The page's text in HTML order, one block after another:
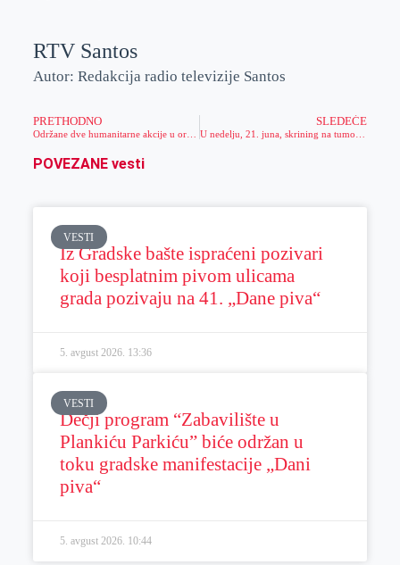
RTV Santos
Autor: Redakcija radio televizije Santos
PRETHODNO
Održane dve humanitarne akcije u organizaciji Predškolske ustanove Zrenjanin, Kreativnog centra „Dečije carstvo“ i mama Matijinih drugara
SLEDEĆE
U nedelju, 21. juna, skrining na tumore kože u Opštoj bolnici Zrenjanin
POVEZANE vesti
VESTI
Iz Gradske bašte ispraćeni pozivari
koji besplatnim pivom ulicama
grada pozivaju na 41. „Dane piva“
5. avgust 2026. 13:36
VESTI
Dečji program “Zabavilište u
Plankiću Parkiću” biće održan u
toku gradske manifestacije „Dani
piva“
5. avgust 2026. 10:44